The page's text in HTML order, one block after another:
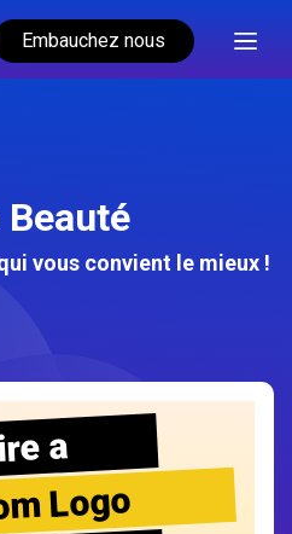
Embauchez nous
Beauté
vous convient le mieux !
a
Logo